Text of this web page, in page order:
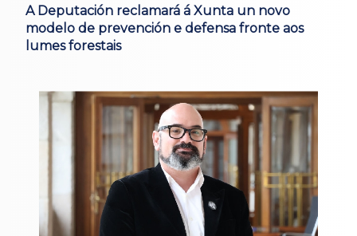
A Deputación reclamará á Xunta un novo
modelo de prevención e defensa fronte aos
lumes forestais